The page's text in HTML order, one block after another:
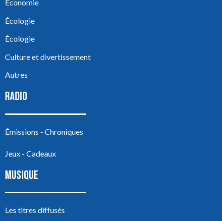
Économie
Écologie
Écologie
Culture et divertissement
Autres
RADIO
Émissions - Chroniques
Jeux - Cadeaux
MUSIQUE
Les titres diffusés